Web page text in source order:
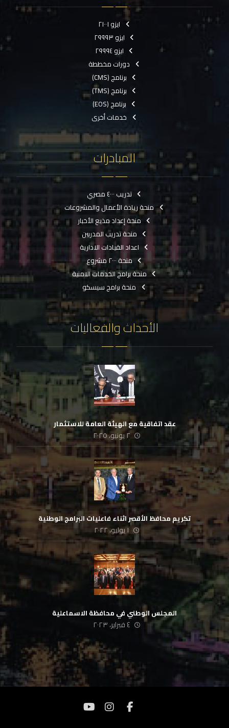
ايزو ٢١٠٠١
ايزو ٢٩٩٩٣
ايزو ٢٩٩٩٤
دورات مخططة
برنامج (CMS)
برنامج (TMS)
برنامج (EOS)
خدمات أخرى
المبادرات
تدريب ٤٠٠٠ مصري
منحة ريادة الأعمال والمشروعات
منحة إعداد مذيع الأخبار
منحة تدريب المدربين
اعداد القيادات الادارية
منحة ٢٠٠٠ مشروع
منحة برامج الخدمات الامنية
منحة برامج سيسكو
الأحداث والفعاليات
عقد اتفاقية مع الهيئة العامة للاستثمار
٢ يونيو، ٢٠٢٥
تكريم محافظ الأقصر اثناء فاعليات البرامج الوطنية
١ يوليو، ٢٠٢٢
المجلس الوطني في محافظة الاسماعلية
٤ فبراير، ٢٠٢٣